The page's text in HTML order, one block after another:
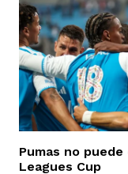
Pumas no
Leagues Cup